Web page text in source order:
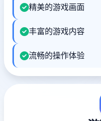
精美的游戏画面
丰富的游戏内容
流畅的操作体验